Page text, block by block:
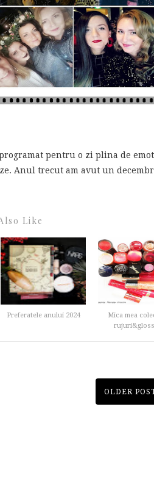
pentru o zi plina de
Anul trecut am avut un
Like
Preferatele anului 2024
Mica mea
OLDER